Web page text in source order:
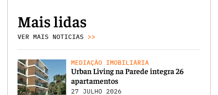
Mais lidas
VER MAIS NOTICIAS >>
MEDIAÇÃO IMOBILIÁRIA
Urban Living na Parede integra 26
apartamentos
27 JULHO 2026